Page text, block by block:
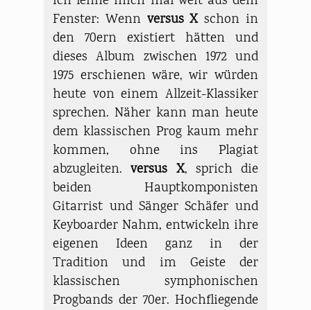
Fenster: Wenn versus Xschon in
den 70ern existiert hätten und
dieses Album zwischen 1972 und
1975 erschienen wäre, wir würden
heute von einem Allzeit-Klassiker
sprechen. Näher kann man heute
dem klassischen Prog kaum mehr
kommen, ohne ins Plagiat
abzugleiten.versus X, sprich die
beiden Hauptkomponisten
Gitarrist und Sänger Schäfer und
Keyboarder Nahm, entwickeln ihre
eigenen Ideen ganz in der
Tradition und im Geiste der
klassischen symphonischen
Progbands der 70er. Hochfliegende